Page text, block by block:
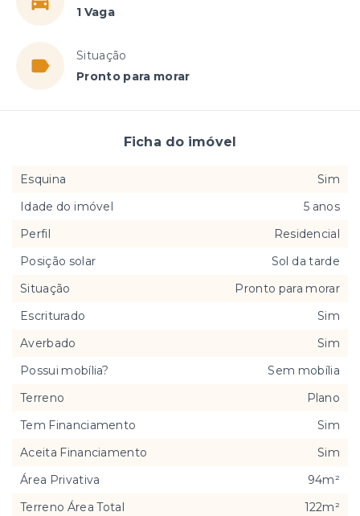
1 Vaga
Situação
Pronto para morar
Ficha do imóvel
Esquina
Sim
Idade do imóvel
5 anos
Perfil
Residencial
Posição solar
Sol da tarde
Situação
Pronto para morar
Escriturado
Sim
Averbado
Sim
Possui mobília?
Sem mobília
Terreno
Plano
Tem Financiamento
Sim
Aceita Financiamento
Sim
Área Privativa
94m²
Terreno Área Total
122m²